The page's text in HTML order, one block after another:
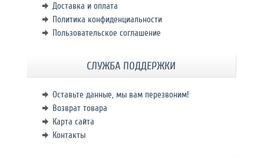
Доставка и оплата
Политика конфиденциальности
Пользовательское соглашение
СЛУЖБА ПОДДЕРЖКИ
Оставьте данные, мы вам перезвоним!
Возврат товара
Карта сайта
Контакты